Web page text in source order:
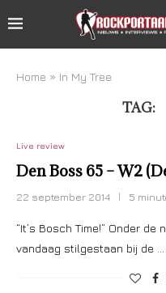
Home » In My Tree
TAG:
Live review
Den Boss 65 – W2
22 september 2014 5
“It’s Bosch Time!” Onder
vandaag stilgestaan bij de …